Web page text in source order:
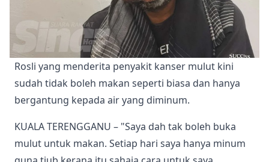
Rosli yang menderita penyakit kanser mulut kini
sudah tidak boleh makan seperti biasa dan hanya
bergantung kepada air yang diminum.
KUALA TERENGGANU – "Saya dah tak boleh buka
mulut untuk makan. Setiap hari saya hanya minum